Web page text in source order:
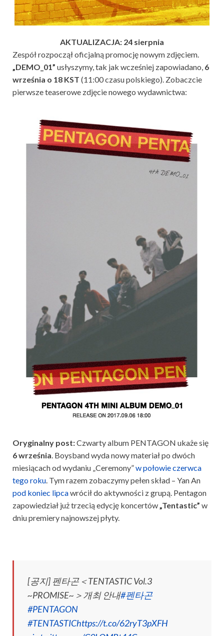
AKTUALIZACJA: 24 sierpnia
Zespół rozpoczął oficjalną promocję nowym zdjęciem.
„DEMO_01” usłyszymy, tak jak wcześniej zapowiadano, 6
września o 18 KST (11:00 czasu polskiego). Zobaczcie
pierwsze teaserowe zdjęcie nowego wydawnictwa:
Oryginalny post:Czwarty album PENTAGON ukaże się
6 września . Boysband wyda nowy materiał po dwóch
miesiącach od wydaniu „Ceremony”w połowie czerwca
tego roku . Tym razem zobaczymy pełen skład – Yan An
pod koniec lipcawrócił do aktywności z grupą. Pentagon
zapowiedział już trzecią edycję koncertów „Tentastic” w
dniu premiery najnowszej płyty.
[공지] 펜타곤＜TENTASTIC Vol.3
~PROMISE~＞개최 안내#펜타곤
#PENTAGON
#TENTASTIChttps://t.co/62ryT3pXFH